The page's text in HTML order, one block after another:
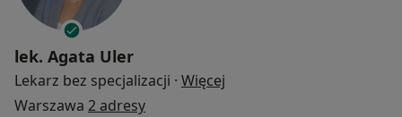
lek. Agata Uler
Lekarz bez specjalizacji · Więcej
Warszawa 2 adresy